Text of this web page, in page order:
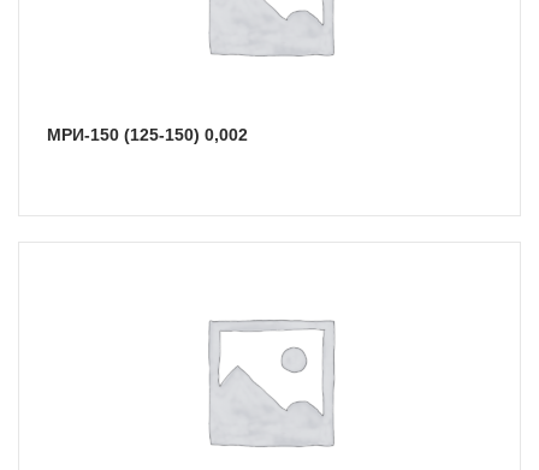
МРИ-150 (125-150) 0,002